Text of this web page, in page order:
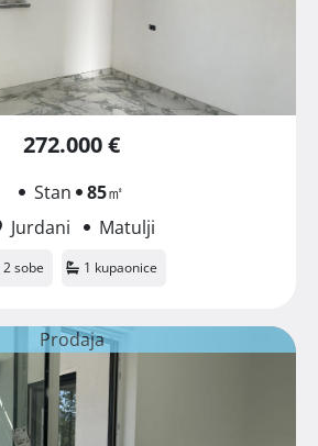
272.000 €
Stan 85㎡
Jurdani
Matulji
2 sobe 1 kupaonice
Prodaja